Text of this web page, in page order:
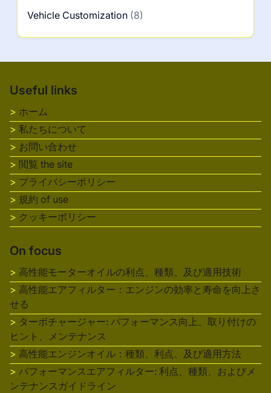
Vehicle Customization (8)
Useful links
ホーム
私たちについて
お問い合わせ
閲覧 the site
プライバシーポリシー
規約 of use
クッキーポリシー
On focus
高性能モーターオイルの利点、種類、及び適用技術
高性能エアフィルター：エンジンの効率と寿命を向上さ
せる
ターボチャージャー: パフォーマンス向上、取り付けの
ヒント、メンテナンス
高性能エンジンオイル：種類、利点、及び適用方法
パフォーマンスエアフィルター: 利点、種類、およびメ
ンテナンスガイドライン